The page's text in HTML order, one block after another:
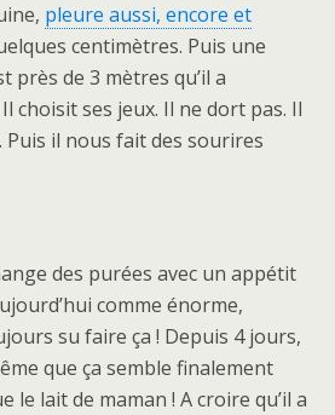
pleure aussi, encore et
centimètres. Puis une
près de 3 mètres qu’il a
choisit ses jeux. Il ne dort pas. Il
il nous fait des sourires
des purées avec un appétit
comme énorme,
su faire ça ! Depuis 4 jours,
que ça semble finalement
le lait de maman ! A croire qu’il a